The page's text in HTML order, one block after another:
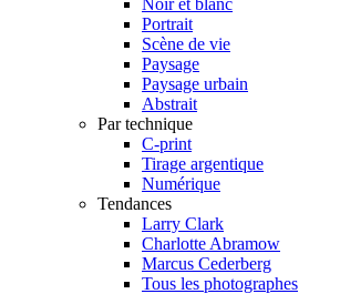
Portrait
Scène de vie
Paysage
Paysage urbain
Abstrait
Par technique
C-print
Tirage argentique
Numérique
Tendances
Larry Clark
Charlotte Abramow
Marcus Cederberg
Tous les photographes